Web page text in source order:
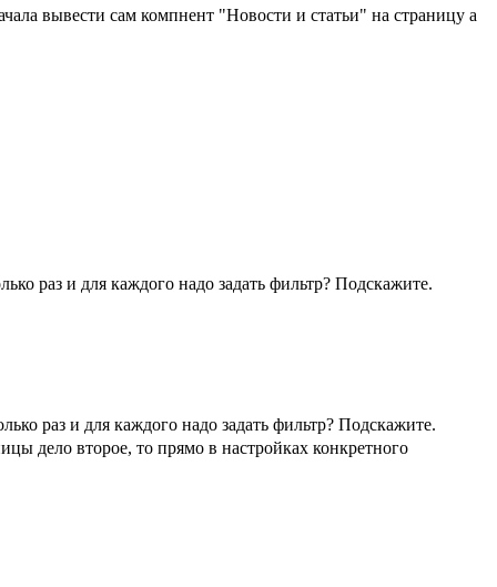
вывести сам компнент "Новости и статьи" на страницу а
раз и для каждого надо задать фильтр? Подскажите.
раз и для каждого надо задать фильтр? Подскажите.
дело второе, то прямо в настройках конкретного